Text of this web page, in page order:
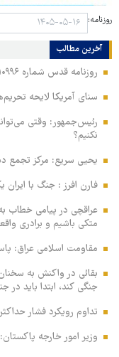
روزنامه:
آخرین مطالب
روزنامه قدس شماره ۱۰۹۹۶
سنای آمریکا لایحه
رئیس‌جمهور: وقتی
نکنیم؟
یحیی سریع: مرکز تجمع
فارن افرز : جنگ با ایران
عراقچی در پیامی خطاب
متکی باشیم و برادری
مقاومت اسلامی عراق:
بقائی در واکنش به
جنگی کند، ابتدا باید در
تداوم رویکرد فشار
وزیر امور خارجه